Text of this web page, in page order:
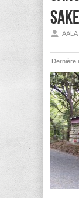
AALA
Dernière